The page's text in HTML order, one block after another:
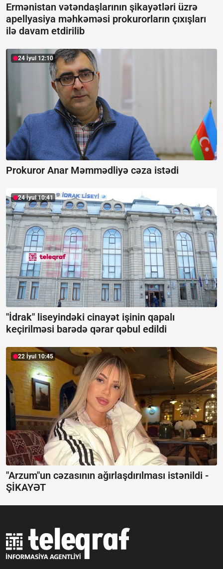
Ermənistan vətəndaşlarının şikayətləri üzrə
apellyasiya məhkəməsi prokurorların çıxışları
ilə davam etdirilib
24 İyul 12:10
Prokuror Anar Məmmədliyə cəza istədi
24 İyul 10:41
"İdrak" liseyindəki cinayət işinin qapalı
keçirilməsi barədə qərar qəbul edildi
22 İyul 10:45
"Arzum"un cəzasının ağırlaşdırılması istənildi -
ŞİKAYƏT